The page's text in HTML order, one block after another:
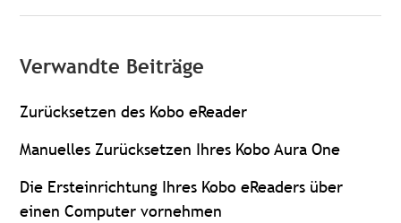
Verwandte Beiträge
Zurücksetzen des Kobo eReader
Manuelles Zurücksetzen Ihres Kobo Aura One
Die Ersteinrichtung Ihres Kobo eReaders über
einen Computer vornehmen